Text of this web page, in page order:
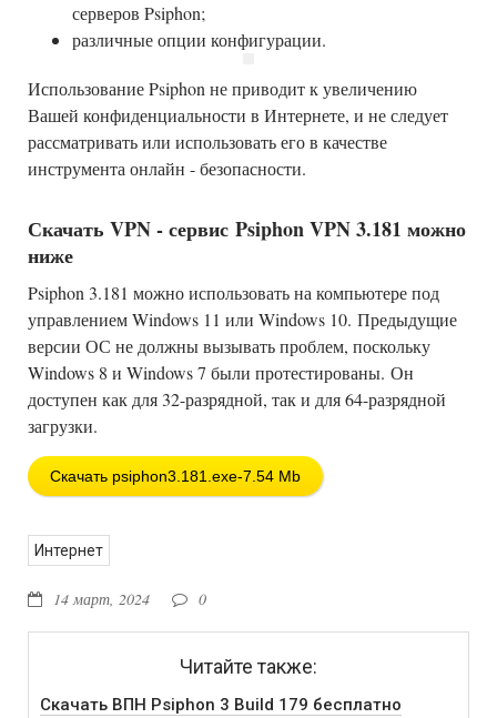
серверов Psiphon;
различные опции конфигурации.
Использование Psiphon не приводит к увеличению
Вашей конфиденциальности в Интернете, и не следует
рассматривать или использовать его в качестве
инструмента онлайн - безопасности.
Скачать VPN - сервис Psiphon VPN 3.181 можно
ниже
Psiphon 3.181 можно использовать на компьютере под
управлением Windows 11 или Windows 10. Предыдущие
версии ОС не должны вызывать проблем, поскольку
Windows 8 и Windows 7 были протестированы. Он
доступен как для 32-разрядной, так и для 64-разрядной
загрузки.
Скачать psiphon3.181.exe-7.54 Mb
Интернет
14 март, 2024 0
Читайте также:
Скачать ВПН Psiphon 3 Build 179 бесплатно